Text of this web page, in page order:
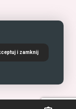
i zamknij